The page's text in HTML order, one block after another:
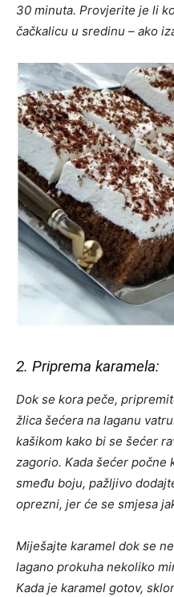
30 minuta. Provjerite je li
čačkalicu u sredinu – ako
2. Priprema karamela:
Dok se kora peče,
žlica šećera na laganu
kašikom kako bi se šećer
zagorio. Kada šećer
smeđu boju, pažljivo
oprezni, jer će se smjesa
Miješajte karamel dok se
lagano prokuha nekoliko
Kada je karamel gotov,